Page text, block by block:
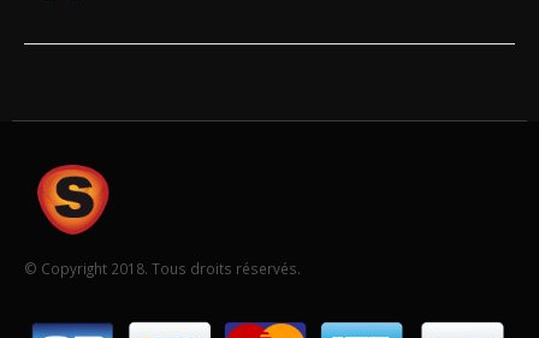
© Copyright 2018. Tous droits réservés.